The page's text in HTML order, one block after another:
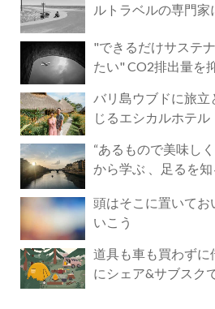
ルトラベルの専門
"できるだけサステ
たい" CO2排出量を
バリ島ウブドに旅立
じるエシカルホテル
“あるもので美味し
から学ぶ 、足るを
頭はそこに置いてお
いこう
道具も車も買わず
にシェア&サブスク